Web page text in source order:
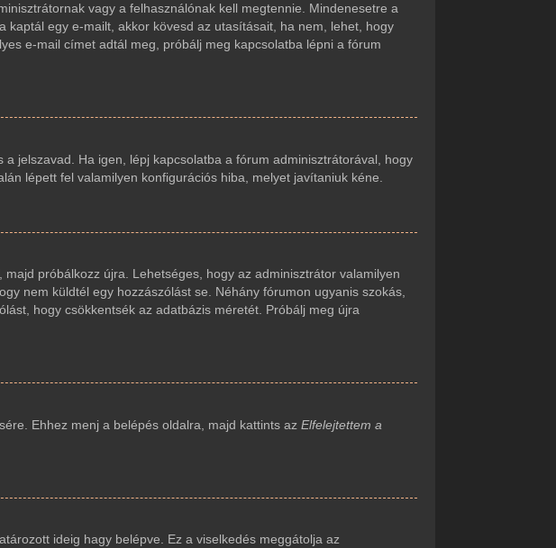
vagy a felhasználónak kell megtennie. Mindenesetre a
egy e-mailt, akkor kövesd az utasításait, ha nem, lehet, hogy
e-mail címet adtál meg, próbálj meg kapcsolatba lépni a fórum
jelszavad. Ha igen, lépj kapcsolatba a fórum adminisztrátorával, hogy
lépett fel valamilyen konfigurációs hiba, melyet javítaniuk kéne.
próbálkozz újra. Lehetséges, hogy az adminisztrátor valamilyen
nem küldtél egy hozzászólást se. Néhány fórumon ugyanis szokás,
hogy csökkentsék az adatbázis méretét. Próbálj meg újra
Ehhez menj a belépés oldalra, majd kattints azElfelejtettem a
ideig hagy belépve. Ez a viselkedés meggátolja az